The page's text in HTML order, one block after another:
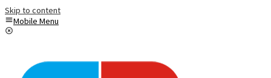
Skip to content
Mobile Menu